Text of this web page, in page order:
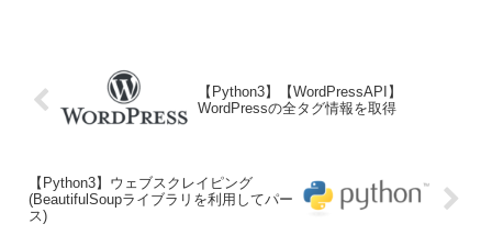
【Python3】【WordPressAPI】
WordPressの全タグ情報を取得
【Python3】ウェブスクレイピング
(BeautifulSoupライブラリを利用してパー
ス)